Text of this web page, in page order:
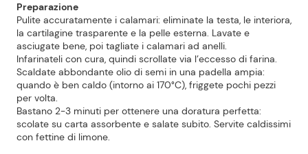
Preparazione
Pulite accuratamente i calamari: eliminate la testa, le interiora,
la cartilagine trasparente e la pelle esterna. Lavate e
asciugate bene, poi tagliate i calamari ad anelli.
Infarinateli con cura, quindi scrollate via l’eccesso di farina.
Scaldate abbondante olio di semi in una padella ampia:
quando è ben caldo (intorno ai 170°C), friggete pochi pezzi
per volta.
Bastano 2-3 minuti per ottenere una doratura perfetta:
scolate su carta assorbente e salate subito. Servite caldissimi
con fettine di limone.